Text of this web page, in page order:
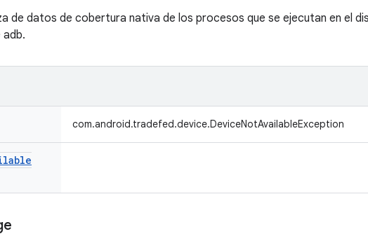
de datos de cobertura nativa de los procesos que se ejecutan en el
adb.
com.android.tradefed.device.DeviceNotAvailableException